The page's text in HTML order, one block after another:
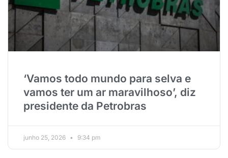
‘Vamos todo mundo para selva e
vamos ter um ar maravilhoso’, diz
presidente da Petrobras
junho 25, 2026 9:34 pm